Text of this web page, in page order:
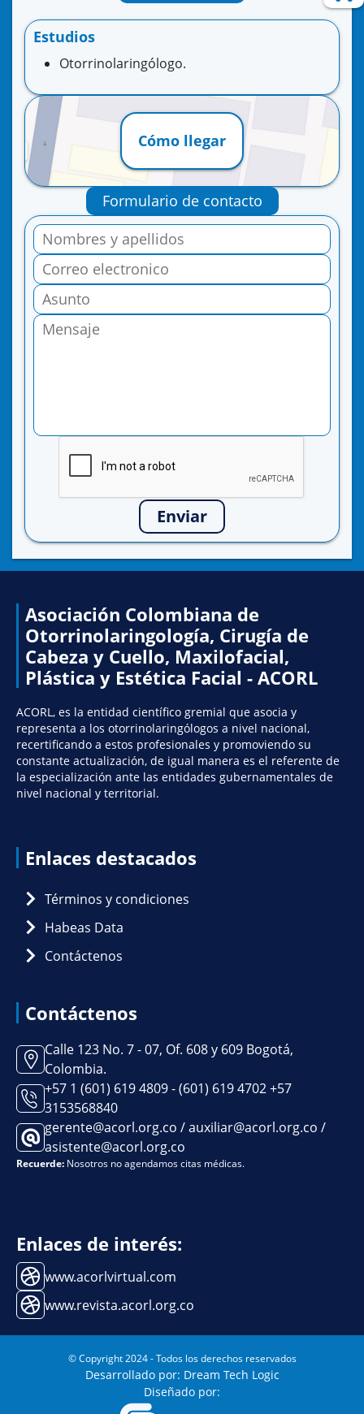
Estudios
Otorrinolaringólogo.
Cómo llegar
Formulario de contacto
Enviar
Asociación Colombiana de
Otorrinolaringología, Cirugía de
Cabeza y Cuello, Maxilofacial,
Plástica y Estética Facial - ACORL
ACORL, es la entidad científico gremial que asocia y
representa a los otorrinolaringólogos a nivel nacional,
recertificando a estos profesionales y promoviendo su
constante actualización, de igual manera es el referente de
la especialización ante las entidades gubernamentales de
nivel nacional y territorial.
Enlaces destacados
Términos y condiciones
Habeas Data
Contáctenos
Contáctenos
Calle 123 No. 7 - 07, Of. 608 y 609 Bogotá,
Colombia.
+57 1 (601) 619 4809 - (601) 619 4702 +57
3153568840
gerente@acorl.org.co / auxiliar@acorl.org.co /
asistente@acorl.org.co
Recuerde: Nosotros no agendamos citas médicas.
Enlaces de interés:
www.acorlvirtual.com
www.revista.acorl.org.co
© Copyright 2024 - Todos los derechos reservados
Desarrollado por: Dream Tech Logic
Diseñado por: